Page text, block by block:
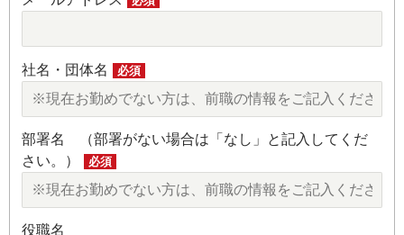
社名・団体名 必須
部署名 （部署がない場合は「なし」と記入してくだ
さい。）
必須
役職名